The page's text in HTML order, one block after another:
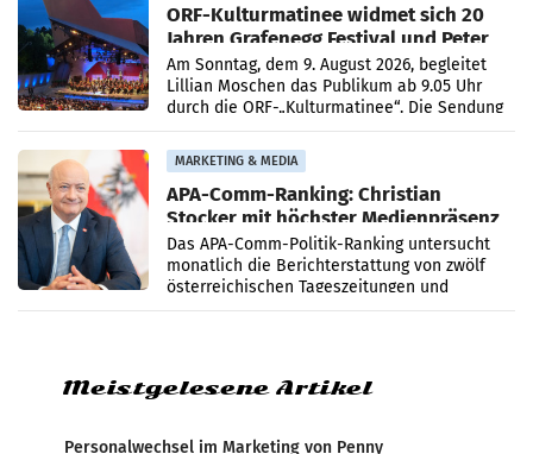
ORF-Kulturmatinee widmet sich 20
Jahren Grafenegg Festival und Peter
Simonischek
Am Sonntag, dem 9. August 2026, begleitet
Lillian Moschen das Publikum ab 9.05 Uhr
durch die ORF-„Kulturmatinee“. Die Sendung
startet mit der Dokumentation „20 Jahre
Grafenegg
MARKETING & MEDIA
APA-Comm-Ranking: Christian
Stocker mit höchster Medienpräsenz
im Juli
Das APA-Comm-Politik-Ranking untersucht
monatlich die Berichterstattung von zwölf
österreichischen Tageszeitungen und
analysiert, welche Politikerinnen und
Meistgelesene Artikel
Personalwechsel im Marketing von Penny